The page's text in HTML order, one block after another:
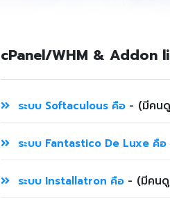
cPanel/WHM & Addon
ระบบ Softaculous คือ - (มีคน
ระบบ Fantastico De Luxe คือ
ระบบ Installatron คือ - (มีคน